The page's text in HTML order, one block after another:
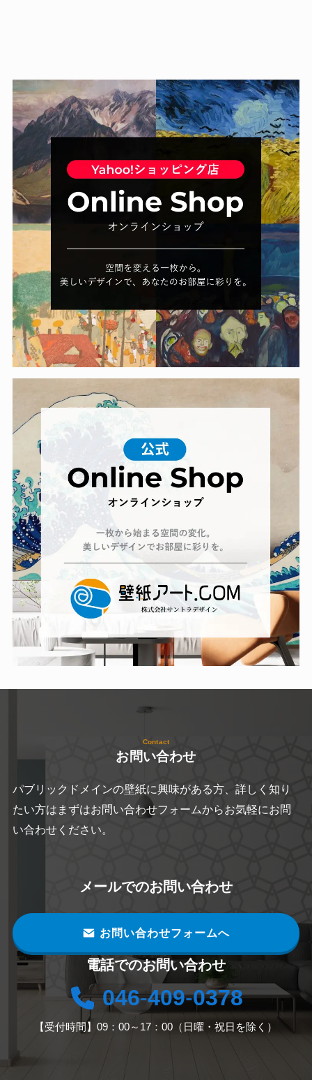
Contact
お問い合わせ
パブリックドメインの壁紙に興味がある方、詳しく知り
たい方はまずはお問い合わせフォームからお気軽にお問
い合わせください。
メールでのお問い合わせ
お問い合わせフォームへ
電話でのお問い合わせ
046-409-0378
【受付時間】09：00～17：00（日曜・祝日を除く）